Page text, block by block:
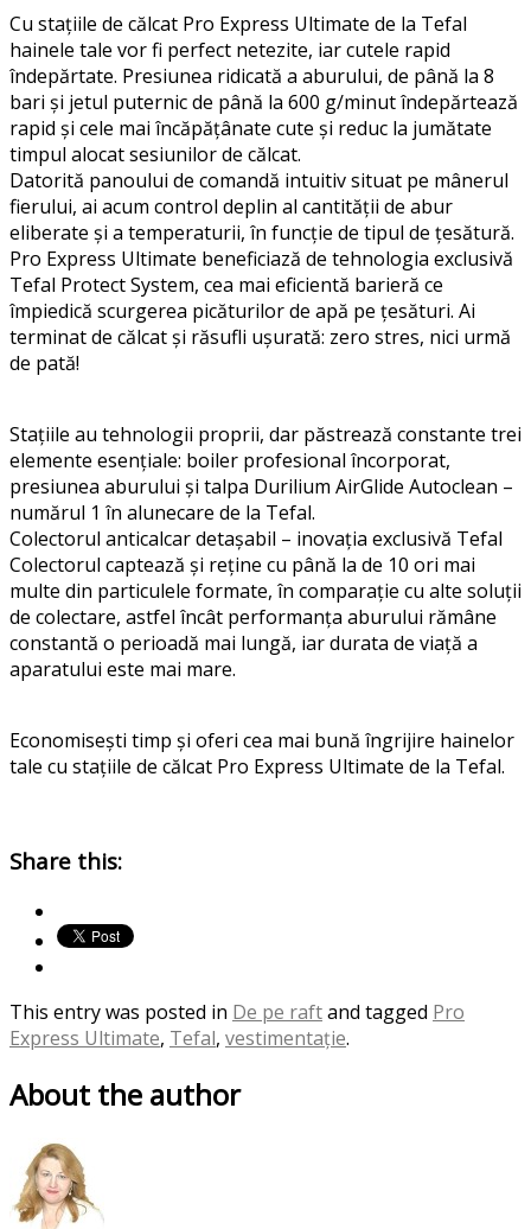
Cu stațiile de călcat Pro Express Ultimate de la Tefal
hainele tale vor fi perfect netezite, iar cutele rapid
îndepărtate. Presiunea ridicată a aburului, de până la 8
bari și jetul puternic de până la 600 g/minut îndepărtează
rapid și cele mai încăpățânate cute și reduc la jumătate
timpul alocat sesiunilor de călcat.
Datorită panoului de comandă intuitiv situat pe mânerul
fierului, ai acum control deplin al cantității de abur
eliberate și a temperaturii, în funcție de tipul de țesătură.
Pro Express Ultimate beneficiază de tehnologia exclusivă
Tefal Protect System, cea mai eficientă barieră ce
împiedică scurgerea picăturilor de apă pe țesături. Ai
terminat de călcat și răsufli ușurată: zero stres, nici urmă
de pată!
Stațiile au tehnologii proprii, dar păstrează constante trei
elemente esențiale: boiler profesional încorporat,
presiunea aburului și talpa Durilium AirGlide Autoclean –
numărul 1 în alunecare de la Tefal.
Colectorul anticalcar detașabil – inovația exclusivă Tefal
Colectorul captează și reține cu până la de 10 ori mai
multe din particulele formate, în comparație cu alte soluții
de colectare, astfel încât performanța aburului rămâne
constantă o perioadă mai lungă, iar durata de viață a
aparatului este mai mare.
Economisești timp și oferi cea mai bună îngrijire hainelor
tale cu stațiile de călcat Pro Express Ultimate de la Tefal.
Share this:
This entry was posted in De pe raftand tagged Pro
Express Ultimate, Tefal, vestimentație.
About the author